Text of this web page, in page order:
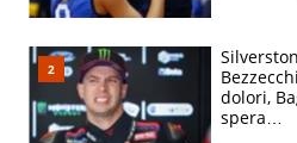
dolori,
spera